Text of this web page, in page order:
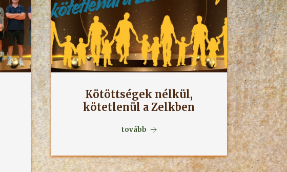
Kötöttségek nélkül,
kötetlenül a Zelkben
tovább